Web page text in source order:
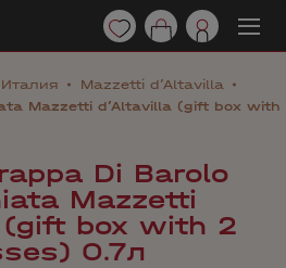
Италия
Mazzetti d’Altavilla
Mazzetti d’Altavilla (gift box with
Di Barolo
Mazzetti
(gift box with 2
0.7л